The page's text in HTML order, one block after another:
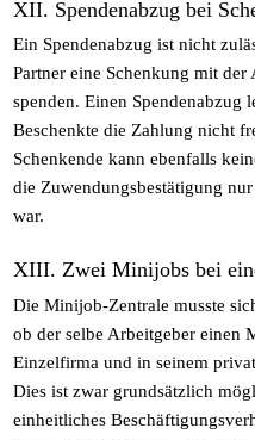
XII. Spendenabzug bei
Ein Spendenabzug ist nicht
Partner eine Schenkung mit
spenden. Einen Spendenabzug
Beschenkte die Zahlung nicht
Schenkende kann ebenfalls
die Zuwendungsbestätigung
war.
XIII. Zwei Minijobs bei
Die Minijob-Zentrale musste
ob der selbe Arbeitgeber einen
Einzelfirma und in seinem
Dies ist zwar grundsätzlich
einheitliches